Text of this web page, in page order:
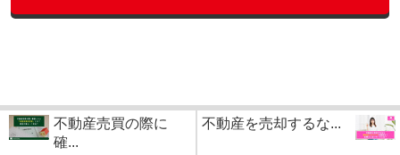
不動産売買の際に
確...
不動産を売却するな...